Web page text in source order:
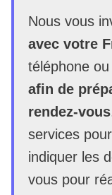
Nous vous
avec votre
téléphone
afin de
rendez-vous
services
indiquer les
vous pour